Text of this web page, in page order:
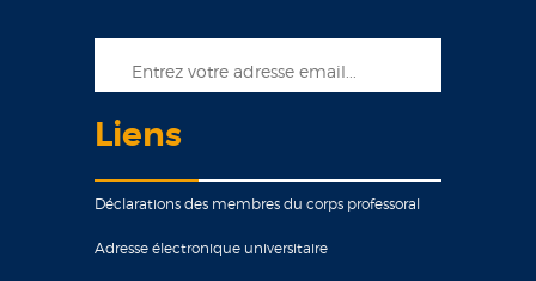
Liens
Déclarations des membres du corps professoral
Adresse électronique universitaire